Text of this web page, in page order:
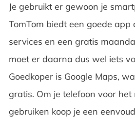
Je gebruikt er gewoon je
TomTom biedt een goede app
services en een gratis
moet er daarna dus wel iets
Goedkoper is Google Maps,
gratis. Om je telefoon voor
gebruiken koop je een